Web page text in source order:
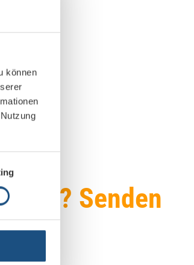
können
Senden